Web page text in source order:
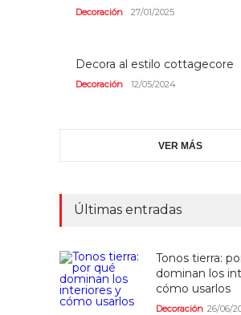
Decoración 27/01/2025
Decora al estilo cottagecore
Decoración 12/05/2024
VER MÁS
Últimas entradas
Tonos tierra:
dominan los
cómo usarlos
Decoración 26/06/